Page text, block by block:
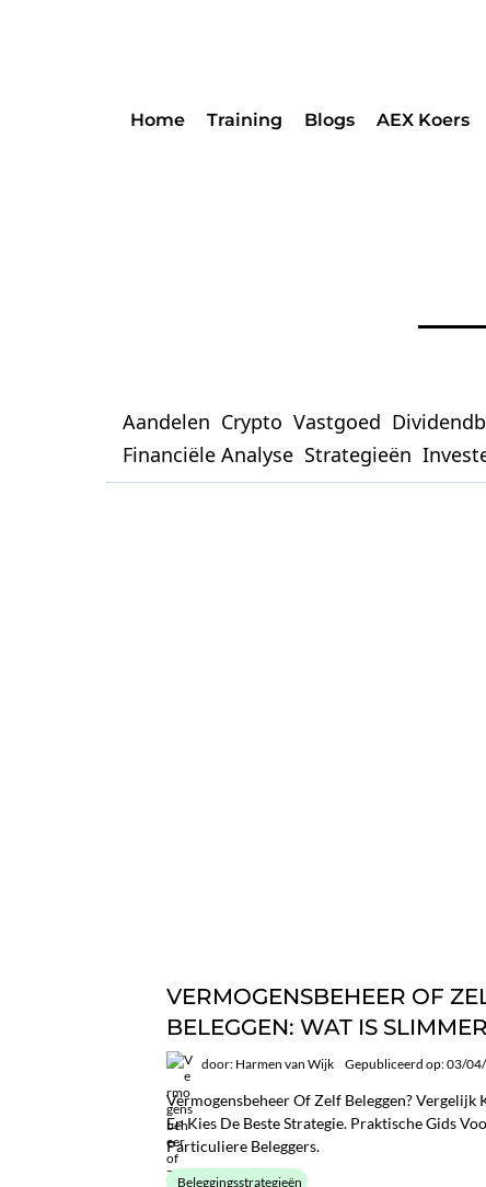
Home Training Blogs AEX Koers
Aandelen Crypto Vastgoed
Financiële Analyse Strategieën
VERMOGENSBEHEER OF
BELEGGEN: WAT IS
door: Harmen van Wijk Gepubliceerd op: 03/
Vermogensbeheer Of Zelf Beleggen? Vergelijk
En Kies De Beste Strategie. Praktische Gids
Particuliere Beleggers.
Beleggingsstrategieën